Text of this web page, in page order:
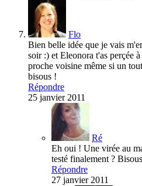
Flo
Bien belle idée que je vais
soir :) et Eleonora t'as perçée
proche voisine même si un
bisous !
Répondre
25 janvier 2011
Ré
Eh oui ! Une virée au
testé finalement ?
Répondre
27 janvier 2011